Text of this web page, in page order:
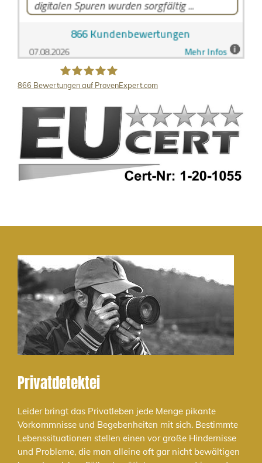
LB Detektive GmbH
866 Bewertungen auf ProvenExpert.com
Privatdetektei
Leider bringt das Privatleben jede Menge pikante
Vorkommnisse und Begebenheiten mit sich. Bestimmte
Lebenssituationen stellen einen vor große Hindernisse
und Probleme, die man alleine oft gar nicht bewältigen